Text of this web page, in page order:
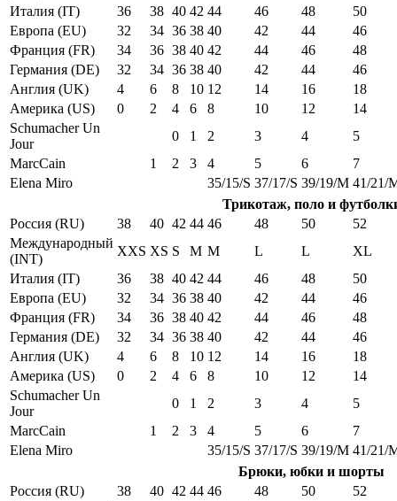
Италия (IT)
36 38 40 42 44 46 48
50
Европа (EU)
32 34 36 38 40 42 44
46
Франция (FR)
34 36 38 40 42 44 46
48
Германия (DE)
32 34 36 38 40 42 44
46
Англия (UK)
4 6 8 10 12 14 16
18
Америка (US)
0 2 4 6 8 10 12
14
Schumacher Un
Jour
0 1 2 3 4
5
MarcCain
1 2 3 4 5 6
7
Elena Miro
35/15/S 37/17/S 39/19/M 41/21/
Трикотаж, поло и
Россия (RU)
38 40 42 44 46 48 50
52
Международный
(INT)
XXS XS S M M L L
XL
Италия (IT)
36 38 40 42 44 46 48
50
Европа (EU)
32 34 36 38 40 42 44
46
Франция (FR)
34 36 38 40 42 44 46
48
Германия (DE)
32 34 36 38 40 42 44
46
Англия (UK)
4 6 8 10 12 14 16
18
Америка (US)
0 2 4 6 8 10 12
14
Schumacher Un
Jour
0 1 2 3 4
5
MarcCain
1 2 3 4 5 6
7
Elena Miro
35/15/S 37/17/S 39/19/M 41/21/
Брюки, юбки и шорты
Россия (RU)
38 40 42 44 46 48 50
52